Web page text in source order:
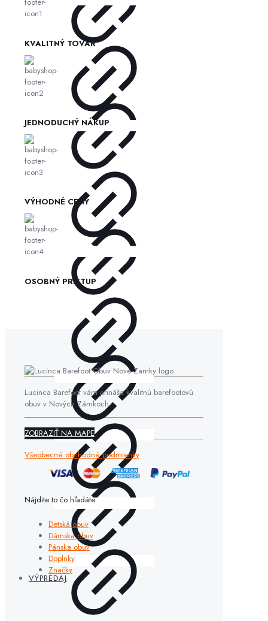
VÝPREDAJ
KVALITNÝ TOVAR
JEDNODUCHÝ NÁKUP
VÝHODNÉ CENY
OSOBNÝ PRÍSTUP
Lucinca Barefoot vám prináša kvalitnú barefootovú
obuv v Nových Zámkoch.
ZOBRAZIŤ NA MAPE
Všeobecné obchodné podmienky
Nájdite to čo hľadáte
Detská obuv
Dámska obuv
Pánska obuv
Doplnky
Značky